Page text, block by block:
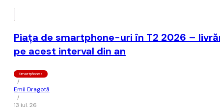
Piața de smartphone-uri în T2 2026 –
pe acest interval din an
Smartphones
/
Emil Dragotă
/
13 iul. 26